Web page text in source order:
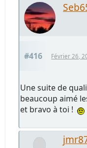
#416 Février 26,
Une suite de
beaucoup aimé
et bravo à toi !